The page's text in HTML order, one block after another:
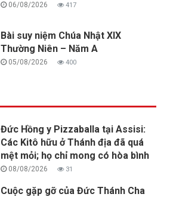
06/08/2026 417
Bài suy niệm Chúa Nhật XIX
Thường Niên – Năm A
05/08/2026 400
Đức Hồng y Pizzaballa tại Assisi:
Các Kitô hữu ở Thánh địa đã quá
mệt mỏi; họ chỉ mong có hòa bình
08/08/2026 31
Cuộc gặp gỡ của Đức Thánh Cha